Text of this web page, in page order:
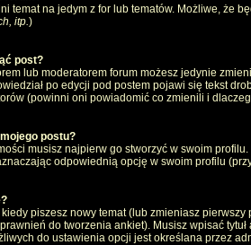
temat na jedym z for lub tematów. Możliwe, że
itp.)
post?
lub moderatorem forum możesz jedynie
po edycji pod postem pojawi się tekst
(powinni oni powiadomić co zmienili i
postu?
musisz najpierw go stworzyć w swoim
odpowiednią opcję w swoim profilu
piszesz nowy temat (lub zmieniasz
do tworzenia ankiet). Musisz wpisać
do ustawienia opcji jest określana przez